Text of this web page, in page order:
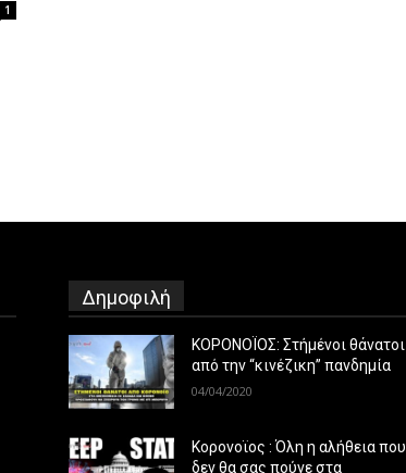
1
Δημοφιλή
ΚΟΡΟΝΟΪΟΣ: Στήμένοι θάνατοι
από την “κινέζικη” πανδημία
04/04/2020
Κορονοϊος : Όλη η αλήθεια που
δεν θα σας πούνε στα